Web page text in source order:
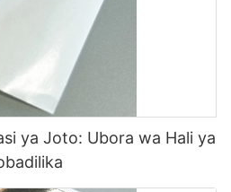
ya Joto: Ubora wa Hali ya